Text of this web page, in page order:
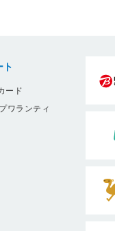
ト
ード
ワランティ